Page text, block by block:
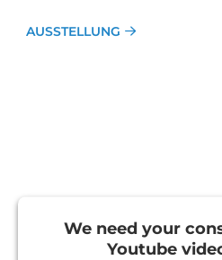
AUSSTELLUNG
We need your
You­tube